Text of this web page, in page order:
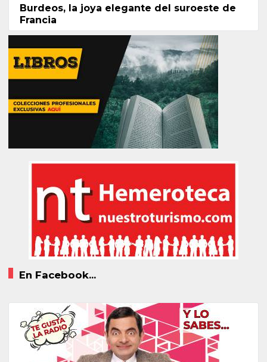
Burdeos, la joya elegante del suroeste de
Francia
En Facebook...